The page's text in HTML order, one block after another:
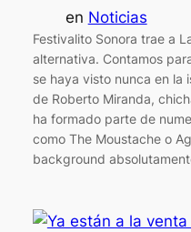
en Noticias
Festivalito Sonora trae a
alternativa. Contamos
se haya visto nunca en la
de Roberto Miranda,
ha formado parte de
como The Moustache o
background